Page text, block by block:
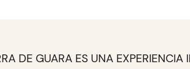
DE GUARA ES UNA EXPERIENCIA